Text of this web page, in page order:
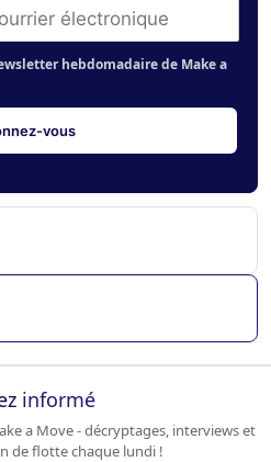
hebdomadaire de Make a
: « La conduite
poids lourds de rouler
»
informé
a Move - décryptages, interviews et
de flotte chaque lundi !